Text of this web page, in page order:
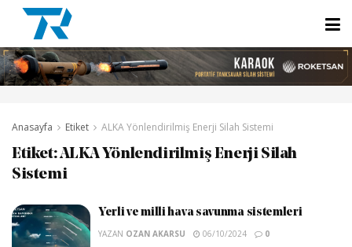
Anasayfa Etiket ALKA Yönlendirilmiş Enerji Silah Sistemi
Etiket:ALKA Yönlendirilmiş Enerji Silah
Sistemi
Yerli ve milli hava savunma sistemleri
YAZAN OZAN AKARSU 06/10/2024 0